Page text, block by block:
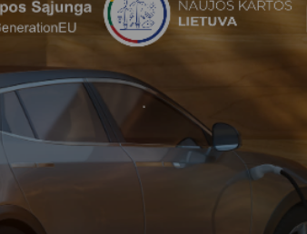
Pranešėjų apsauga
Asmens duomenų apsauga